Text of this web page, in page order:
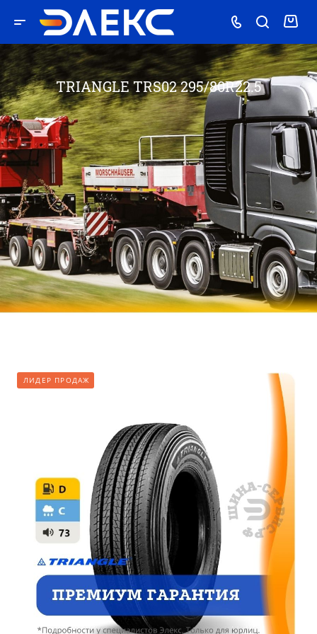
TRIANGLE TRS02 295/80R22.5
ЛИДЕР ПРОДАЖ